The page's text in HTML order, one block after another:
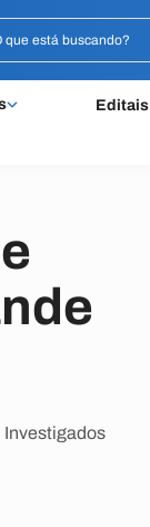
Editais
Investigados